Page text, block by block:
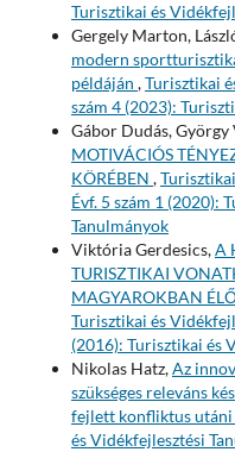
Turisztikai és
Gergely Marton,
modern
példáján ,Turisztikai
szám 4 (2023):
Gábor Dudás, György
MOTIVÁCIÓS
KÖRÉBEN ,
Évf. 5 szám 1 (2020):
Tanulmányok
Viktória Gerdesics,A
TURISZTIKAI
MAGYAROKBAN
Turisztikai és
(2016): Turisztikai és
Nikolas Hatz,Az
szükséges releváns
fejlett konfliktus utáni
és Vidékfejlesztési